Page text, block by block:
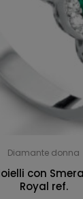
Diamante donna
con
Royal ref.